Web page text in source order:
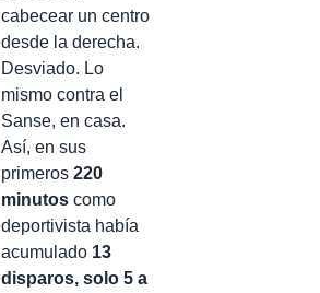
cabecear un centro
desde la derecha.
Desviado. Lo
mismo contra el
Sanse, en casa.
Así, en sus
primeros 220
minutos como
deportivista había
acumulado 13
disparos, solo 5 a